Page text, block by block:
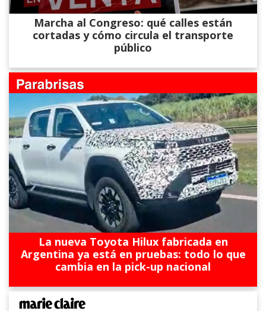
Marcha al Congreso: qué calles están
cortadas y cómo circula el transporte
público
La nueva Toyota Hilux fabricada en
Argentina ya está en pruebas: todo lo que
cambia en la pick-up nacional